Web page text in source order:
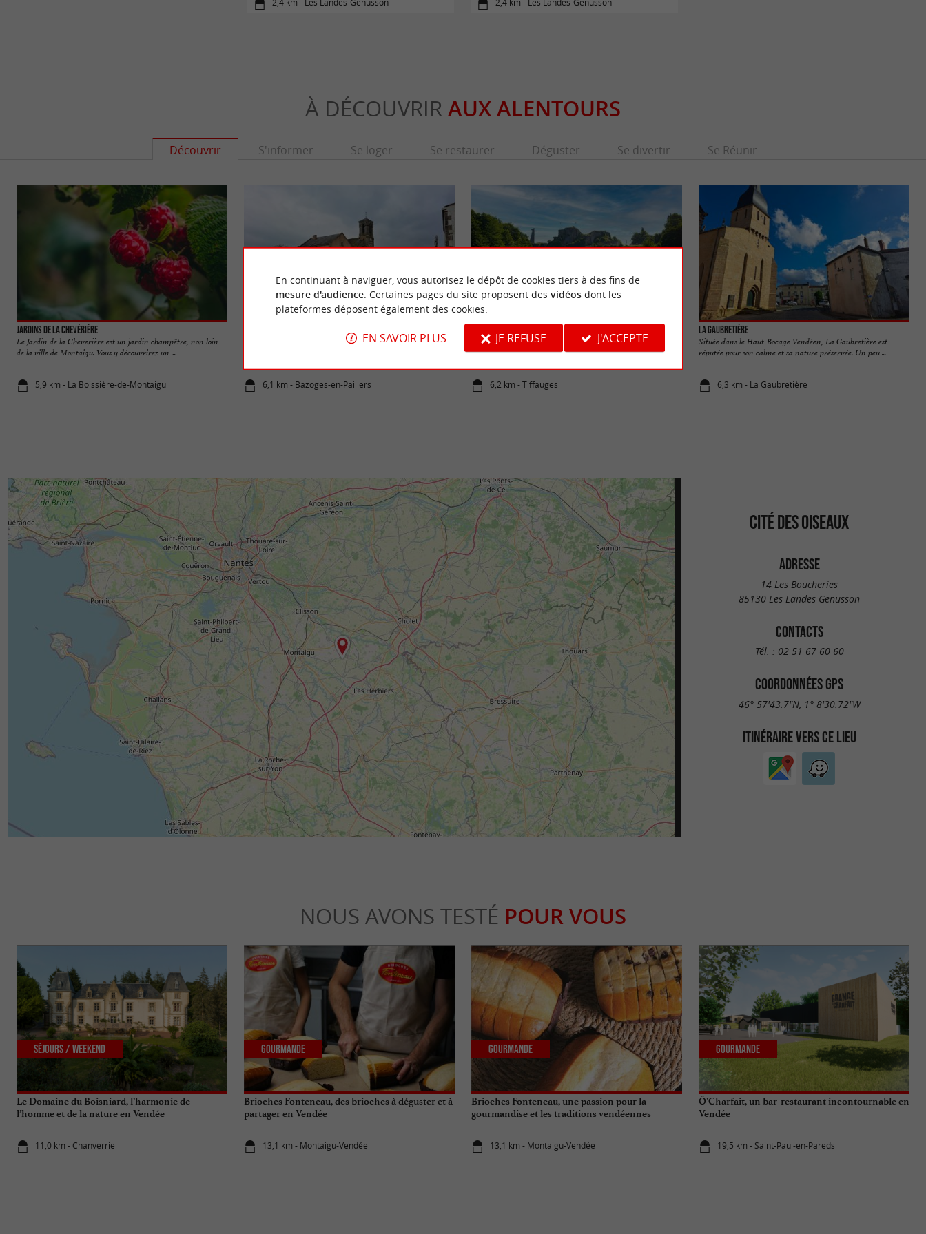
À DÉCOUVRIR AUX ALENTOURS
Découvrir S'informer Se loger Se restaurer Déguster Se divertir Se Réunir
Jardins de la Chevérière
Le Jardin de la Cheverière est un jardin champêtre, non loin
de la ville de Montaigu. Vous y découvrirez un ...
5,9 km - La Boissière-de-Montaigu
Bazoges-en-Paillers est un joyau du bocage vendéen, offrant un
6,1 km - Bazoges-en-Paillers
Tiffauges en Vendée est une commune qui intrigue par son
histoire et son patrimoine. Partons alors à la ...
6,2 km - Tiffauges
La Gaubretière
Située dans le Haut-Bocage Vendéen, La Gaubretière est
réputée pour son calme et sa nature préservée. Un peu ...
6,3 km - La Gaubretière
CITÉ DES OISEAUX
ADRESSE
14 Les Boucheries
85130 Les Landes-Genusson
CONTACTS
Tél. : 02 51 67 60 60
COORDONNÉES GPS
46° 57'43.7"N, 1° 8'30.72"W
ITINÉRAIRE VERS CE LIEU
NOUS AVONS TESTÉ POUR VOUS
Le Domaine du Boisniard, l’harmonie de
l’homme et de la nature en Vendée
11,0 km - Chanverrie
Séjours / Weekend
Brioches Fonteneau, des brioches à déguster et à
partager en Vendée
13,1 km - Montaigu-Vendée
Gourmande
Brioches Fonteneau, une passion pour la
gourmandise et les traditions vendéennes
13,1 km - Montaigu-Vendée
Gourmande
Ô’Charfait, un bar-restaurant incontournable en
Vendée
19,5 km - Saint-Paul-en-Pareds
Gourmande
En continuant à naviguer, vous autorisez le dépôt de cookies tiers à des fins de
mesure d'audience. Certaines pages du site proposent des vidéosdont les
plateformes déposent également des cookies.
EN SAVOIR PLUS JE REFUSE J'ACCEPTE